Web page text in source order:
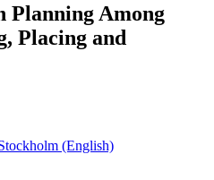
Planning Among
Placing and
(English)